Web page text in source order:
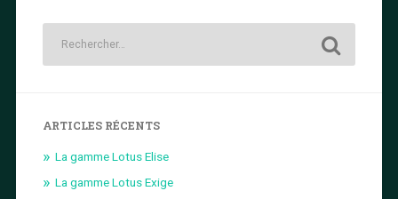
ARTICLES RÉCENTS
La gamme Lotus Elise
La gamme Lotus Exige